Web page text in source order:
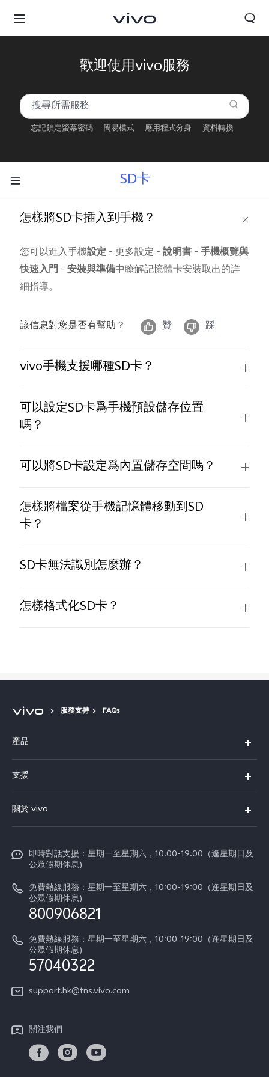
Select Location
歡迎使用vivo服務
忘記鎖定螢幕密碼 簡易模式 應用程式分身 資料轉換
SD卡
怎樣將SD卡插入到手機？
您可以進入手機設定- 更多設定 -說明書-手機概覽與
快速入門 -安裝與準備中瞭解記憶體卡安裝取出的詳
細指導。
該信息對您是否有幫助？ 贊 踩
vivo手機支援哪種SD卡？
可以設定SD卡爲手機預設儲存位置
嗎？
可以將SD卡設定爲內置儲存空間嗎？
怎樣將檔案從手機記憶體移動到SD
卡？
SD卡無法識別怎麼辦？
怎樣格式化SD卡？
服務支持 FAQs
產品
X300
Y21d
V60
支援
服務中心
Funtouch OS
系統升級
零配件價格查詢
IMEI 碼驗證
維修進度
保修條款
客戶服務私隱聲明
下載用於恢復 Log 的 LUT
關於 vivo
新聞資訊
vivo工作
法律聲明
關於我們
vivo 私隱中心
即時對話支援：星期一至星期六，10:00-19:00（逢星期日及
公眾假期休息)
免費熱線服務：星期一至星期六，10:00-19:00（逢星期日及
公眾假期休息)
800906821
免費熱線服務：星期一至星期六，10:00-19:00（逢星期日及
公眾假期休息)
57040322
support.hk@tns.vivo.com
關注我們